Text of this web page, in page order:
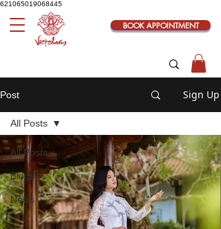
621065019068445
BOOK APPOINTMENT
Post Sign Up
All Posts
Blogs
News
All Posts